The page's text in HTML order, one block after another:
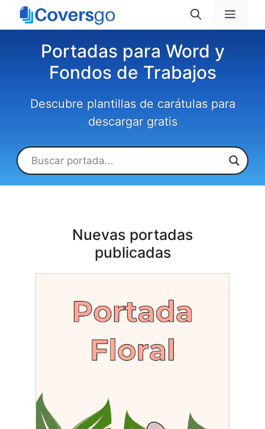
Saltar
Menú
Portadas para Word y
Fondos de Trabajos
Descubre plantillas de carátulas para
descargar gratis
Nuevas portadas
publicadas